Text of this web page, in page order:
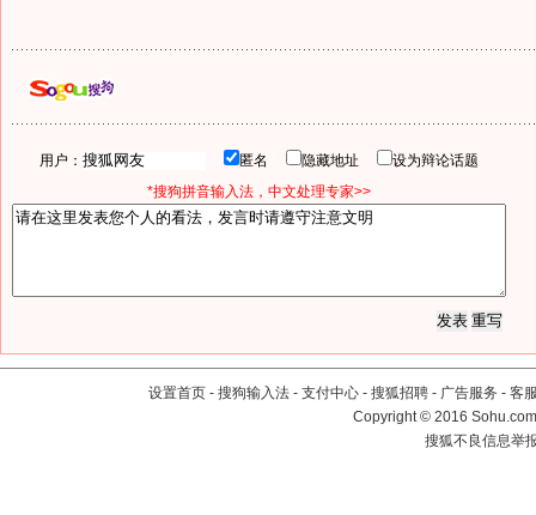
用户： 匿名 隐藏地址
设为辩论话题
*搜狗拼音输入法，中文处理专家>>
设置首页 - 搜狗输入法 - 支付中心 - 搜狐招聘 - 广告服务 - 客
Copyright©2016
搜狐不良信息举